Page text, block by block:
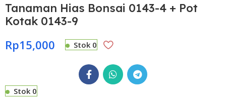
Tanaman Hias Bonsai 0143-4 + Pot
Kotak 0143-9
Rp15,000 Stok 0
Stok 0